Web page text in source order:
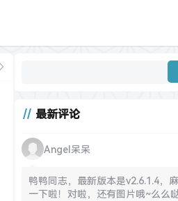
最新评论
Angel呆呆
鸭鸭同志，最新版本是v2.6.1.4，
一下啦！对啦，还有图片哦~么么